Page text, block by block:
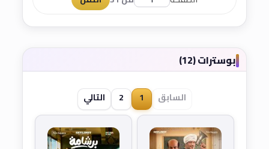
بوسترات (12)
السابق 1
2 التالي